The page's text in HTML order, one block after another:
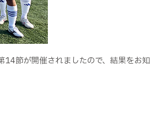
節が開催されましたので、結果をお知